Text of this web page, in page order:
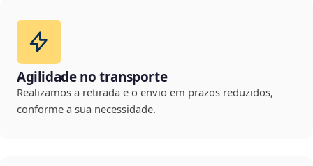
Agilidade no transporte
Realizamos a retirada e o envio em prazos reduzidos,
conforme a sua necessidade.